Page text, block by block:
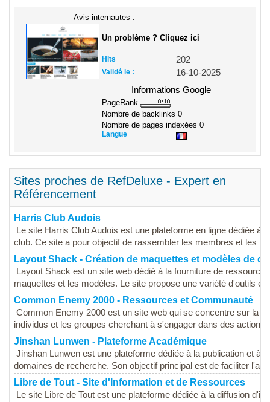
Avis internautes :
Un problème ? Cliquez ici
Hits 202
Validé le :
16-10-2025
Informations Google
PageRank
Nombre de backlinks 0
Nombre de pages indexées 0
Langue
Sites proches de RefDeluxe - Expert en
Référencement
Harris Club Audois
Le site Harris Club Audois est une plateforme en ligne dédiée à
club. Ce site a pour objectif de rassembler les membres et les
Layout Shack - Création de maquettes et modèles de
Layout Shack est un site web dédié à la fourniture de
maquettes et les modèles. Le site propose une variété d'outils et
Common Enemy 2000 - Ressources et Communauté
Common Enemy 2000 est un site web qui se concentre sur la
individus et les groupes cherchant à s'engager dans des actions
Jinshan Lunwen - Plateforme Académique
Jinshan Lunwen est une plateforme dédiée à la publication et à
domaines de recherche. Son objectif principal est de faciliter
Libre de Tout - Site d'Information et de Ressources
Le site Libre de Tout est une plateforme dédiée à la diffusion